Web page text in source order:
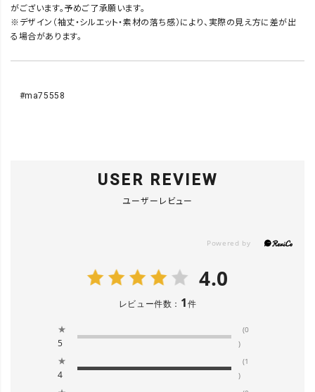
がございます。予めご了承願います。
※デザイン（袖丈・シルエット・素材の落ち感）により、実際の見え方に差が出
る場合があります。
#ma75558
USER REVIEW
ユーザーレビュー
4.0
レビュー件数： 1件
★
5
(0
)
★
4
(1
)